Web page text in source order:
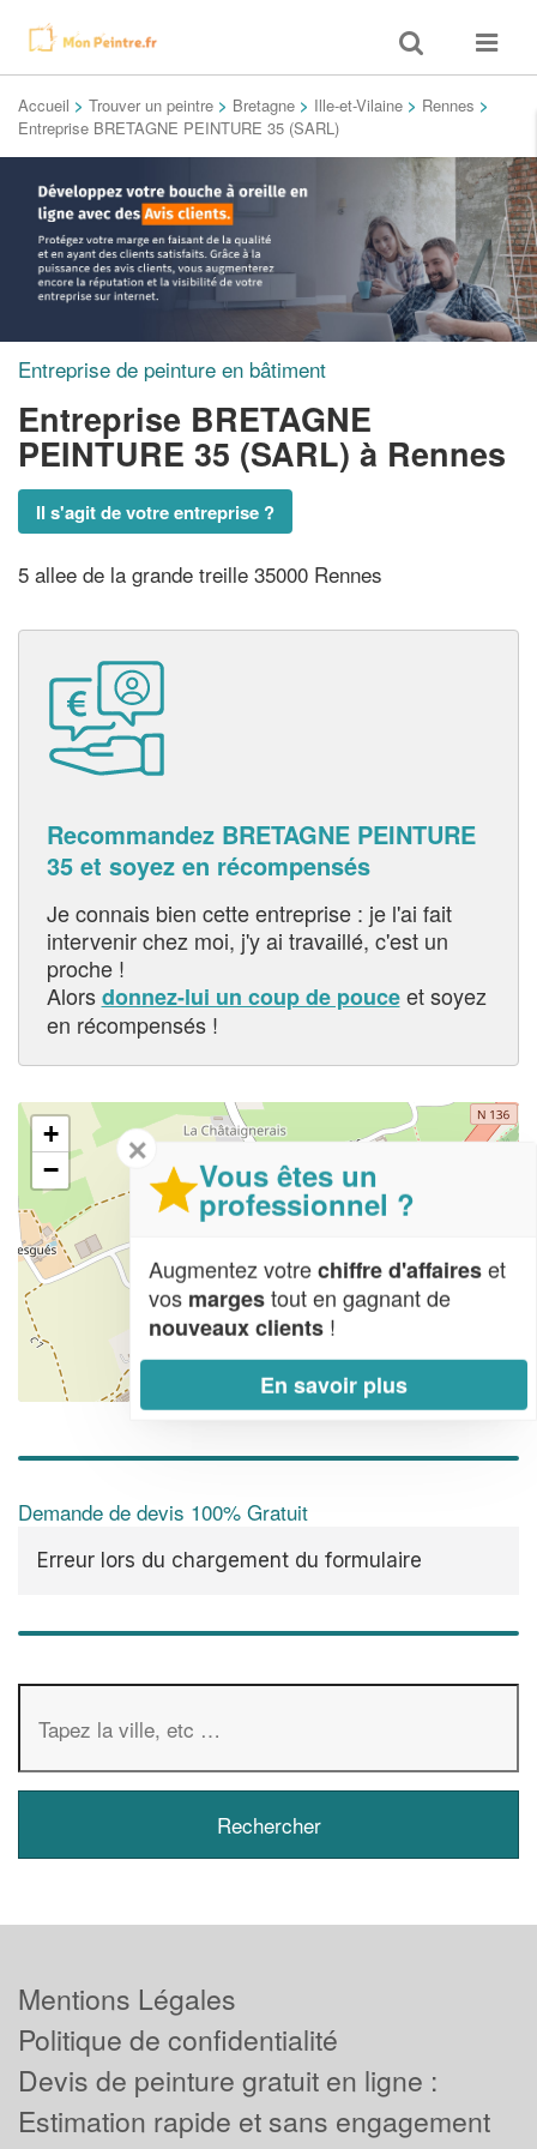
Toggle
search
Toggle
Accueil > Trouver un peintre > Bretagne > Ille-et-Vilaine > Rennes >
Entreprise BRETAGNE PEINTURE 35 (SARL)
Entreprise de peinture en bâtiment
Entreprise BRETAGNE
PEINTURE 35 (SARL) à Rennes
Il s'agit de votre entreprise ?
5 allee de la grande treille 35000 Rennes
Recommandez BRETAGNE PEINTURE
35 et soyez en récompensés
Je connais bien cette entreprise : je l'ai fait
intervenir chez moi, j'y ai travaillé, c'est un
proche !
Alorsdonnez-lui un coup de pouceet soyez
en récompensés !
+
−
| Map data ©OpenStreetMap contributors,
Demande de devis 100% Gratuit
Erreur lors du chargement du formulaire
✕
Vous êtes un
professionnel ?
Augmentez votrechiffre d'affaireset
vos margestout en gagnant de
nouveaux clients !
En savoir plus
Mentions Légales
Politique de confidentialité
Devis de peinture gratuit en ligne :
Estimation rapide et sans engagement